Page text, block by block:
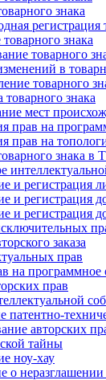
знака
регистрация
знака
товарного
в
товарного
товарного знака
мест
прав на
прав на
знака
и регистрация
и регистрация
и регистрация
заказа
прав
на программное
прав
патентно-
авторских
тайны
ноу-хау
о